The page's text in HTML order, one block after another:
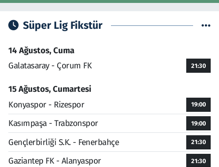
Süper Lig Fikstür
14 Ağustos, Cuma
Galatasaray - Çorum FK
21:30
15 Ağustos, Cumartesi
Konyaspor - Rizespor
19:00
Kasımpaşa - Trabzonspor 19:00
Gençlerbirliği S.K. - Fenerbahçe 21:30
Gaziantep FK - Alanyaspor 21:30